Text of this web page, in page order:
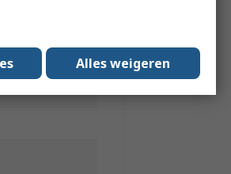
Scuff
Alles weigeren